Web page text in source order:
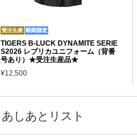
TIGERS B-LUCK DYNAMITE SERIE
S2026 レプリカユニフォーム（背番
号あり）★受注生産品★
¥12,500
あしあとリスト